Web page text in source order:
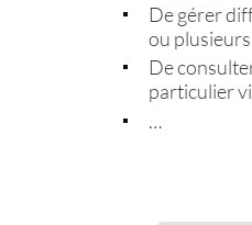
De gérer
ou
De
particulier
…